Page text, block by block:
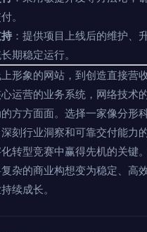
。
：提供项目上线后的维护、
期稳定运行。
形象的网站，到创造直接营
运营的业务系统，网络技术
方方面面。选择一家像分形
刻行业洞察和可靠交付能力
转型竞赛中赢得先机的关键
杂的商业构想变为稳定、高
续成长。